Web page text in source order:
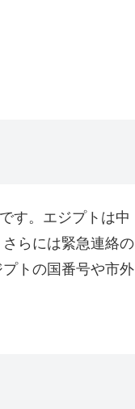
す。エジプトは中
らには緊急連絡の
トの国番号や市外